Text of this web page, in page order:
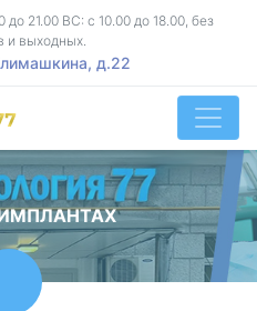
21.00 ВС: с 10.00 до 18.00, без
и выходных.
д.22